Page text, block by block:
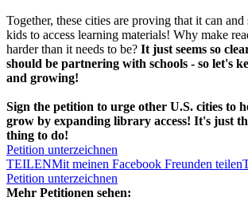
Together, these cities are proving that it can
kids to access learning materials! Why make
harder than it needs to be? It just seems so
should be partnering with schools - so let's
and growing!
Sign the petition to urge other U.S. cities to
grow by expanding library access! It's just
thing to do!
Petition unterzeichnen
TEILENMit meinen Facebook Freunden teilen
Petition unterzeichnen
Mehr Petitionen sehen: